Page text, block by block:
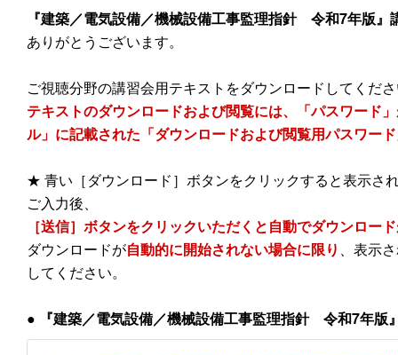
『建築／電気設備／機械設備工事監理指針 令和7年版』
ありがとうございます。
ご視聴分野の講習会用テキストをダウンロードしてくだ
テキストのダウンロードおよび閲覧には、「パスワード
ル」に記載された「ダウンロードおよび閲覧用パスワー
★ 青い［ダウンロード］ボタンをクリックすると表示さ
ご入力後、
［送信］ボタンをクリックいただくと自動でダウンロー
ダウンロードが自動的に開始されない場合に限り 、表示
してください。
● 『建築／電気設備／機械設備工事監理指針 令和7年版